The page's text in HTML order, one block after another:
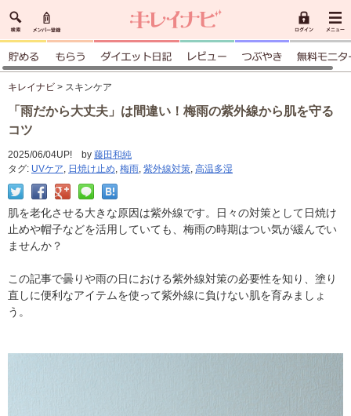
キレイナビ > スキンケア
「雨だから大丈夫」は間違い！梅雨の紫外線から肌を守る
コツ
2025/06/04UP! by 藤田和純
タグ: UVケア, 日焼け止め, 梅雨, 紫外線対策, 高温多湿
肌を老化させる大きな原因は紫外線です。日々の対策として日焼け
止めや帽子などを活用していても、梅雨の時期はつい気が緩んでい
ませんか？
この記事で曇りや雨の日における紫外線対策の必要性を知り、塗り
直しに便利なアイテムを使って紫外線に負けない肌を育みましょ
う。